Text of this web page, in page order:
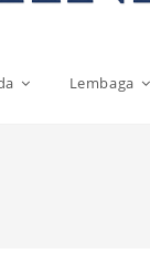
Lembaga